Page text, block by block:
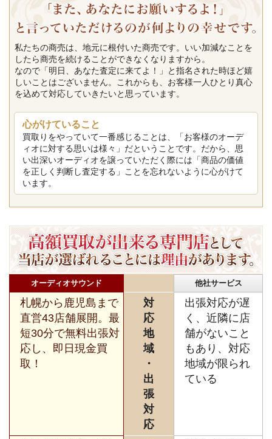
私たちの商売は、地元に根付いた商売です。いい加減なことを
したら商売を続けることができなくなりますから。
なので「明日、あなた査定に来てよ！」と指名された時ほど嬉
しいことはございません。これからも、お客様一人ひとり真心
を込めて対応していきたいと思っています。
心がけていること
買取りをやっていて一番感じることは、「お客様のオーデ
ィオに対する思いは様々」だということです。だから、思
い出深いオーディオを譲っていただく際には「商品の価値
を正しく判断し査定する」ことを忘れないように心がけて
います。
オーディオサウンド 他社サービス
札幌から鹿児島まで
直営43店舗展開。最
短30分で無料出張対
応し、即日現金買
取！
対
応
地
域
・
出
張
対
応
出張対応が遅
く、近隣に店
舗がないこと
もあり、対応
地域が限られ
ている